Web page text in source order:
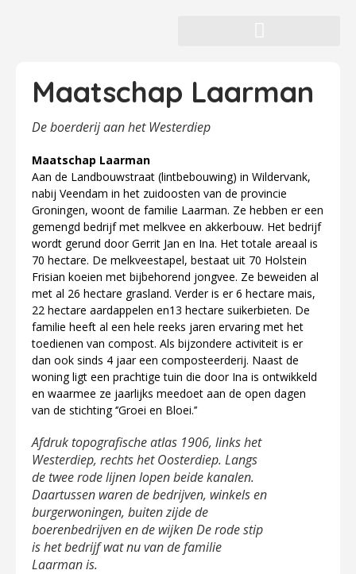
Maatschap Laarman
De boerderij aan het Westerdiep
Maatschap Laarman
Aan de Landbouwstraat (lintbebouwing) in Wildervank,
nabij Veendam in het zuidoosten van de provincie
Groningen, woont de familie Laarman. Ze hebben er een
gemengd bedrijf met melkvee en akkerbouw. Het bedrijf
wordt gerund door Gerrit Jan en Ina. Het totale areaal is
70 hectare. De melkveestapel, bestaat uit 70 Holstein
Frisian koeien met bijbehorend jongvee. Ze beweiden al
met al 26 hectare grasland. Verder is er 6 hectare mais,
22 hectare aardappelen en13 hectare suikerbieten. De
familie heeft al een hele reeks jaren ervaring met het
toedienen van compost. Als bijzondere activiteit is er
dan ook sinds 4 jaar een composteerderij. Naast de
woning ligt een prachtige tuin die door Ina is ontwikkeld
en waarmee ze jaarlijks meedoet aan de open dagen
van de stichting ‘’Groei en Bloei.’’
Afdruk topografische atlas 1906, links het
Westerdiep, rechts het Oosterdiep. Langs
de twee rode lijnen lopen beide kanalen.
Daartussen waren de bedrijven, winkels en
burgerwoningen, buiten zijde de
boerenbedrijven en de wijken De rode stip
is het bedrijf wat nu van de familie
Laarman is.